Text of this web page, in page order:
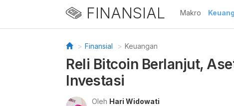
FINANSIAL Makro
Finansial Keuangan
Reli Bitcoin Berlanjut,
Investasi
Oleh Hari Widowati